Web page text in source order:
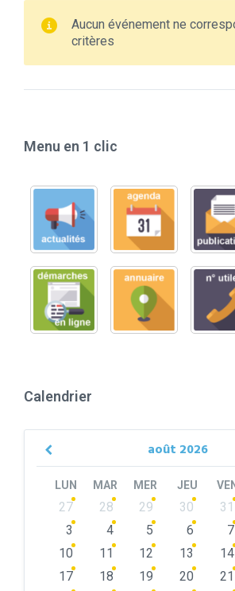
Aucun événement ne
critères
Menu en 1 clic
Calendrier
août 2026
Previous
LUN MAR MER JEU VEN
Skip
calendar
27 28 29 30 31
3
4 5 6 7
10
11 12 13 14
17
18 19 20 21